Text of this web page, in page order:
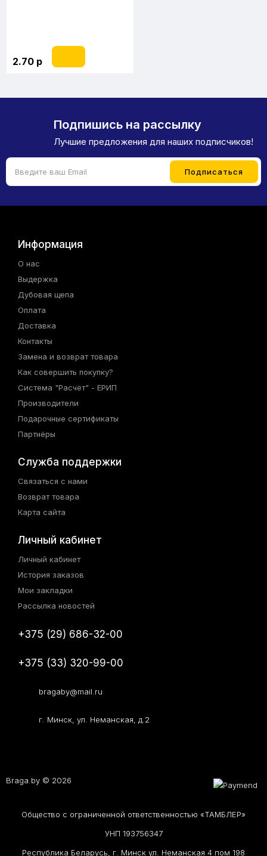
2.70 р
Подпишись на рассылку
Лучшие предложения для наших подписчиков!
Информация
О нас
Выдержка
Дубовая щепа
Оплата
Доставка
Контакты
Замена и возврат товара
Как совершить покупку?
Система "Расчёт" - ЕРИП
Производители
Подарочные сертификаты
Партнёры
Служба поддержки
Связаться с нами
Возврат товара
Карта сайта
Личный кабинет
Личный кабинет
История заказов
Мои закладки
Рассылка новостей
+375 (29) 686-32-00
+375 (33) 320-99-00
bragaby@mail.ru
г. Минск, ул. Неманская, д.2
Braga.by © 2026
Общество с ограниченной ответственностью «ТАМБЛЕР»
УНП 193756347
Республика Беларусь, г. Минск ул. Неманская 4 пом 198